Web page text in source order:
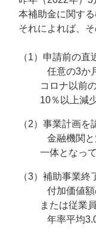
本補助金に関する
それによれば、そ
（1）申請前の直
任意の3か月
コロナ以前の同
10％以上減少
（2）事業計画を
金融機関と
一体となって事
（3）補助事業終
付加価値額の年
または従業員1
年率平均3.0%(